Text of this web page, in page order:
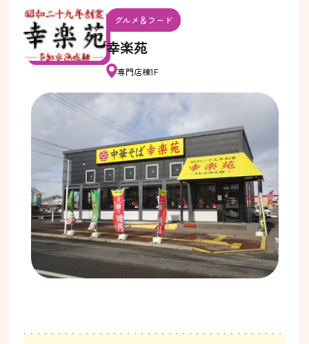
グルメ＆フード
幸楽苑
専門店棟1F